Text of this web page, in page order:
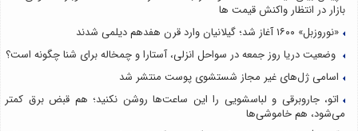
بازار در انتظار واکنش قیمت ها
«نوروزبل» ۱۶۰۰ آغاز شد؛ گیلانیان وارد قرن هفدهم دیلمی شدند
وضعیت دریا روز جمعه در سواحل انزلی، آستارا و چمخاله برای شنا چگونه است؟
اسامی ژل‌های غیر مجاز شستشوی پوست منتشر شد
اتو، جاروبرقی و لباسشویی را این ساعت‌ها روشن نکنید؛ هم قبض برق کمتر
می‌شود، هم خاموشی‌ها